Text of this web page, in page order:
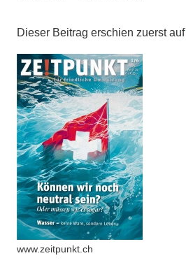
Dieser Beitrag erschien zuerst auf
www.zeitpunkt.ch